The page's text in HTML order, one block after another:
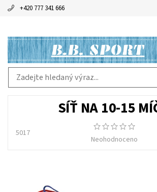
+420 777 341 666
SÍŤ NA 10-15
5017
Neohodnoceno